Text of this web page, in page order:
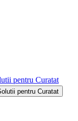
pentru Curatat
pentru Curatat